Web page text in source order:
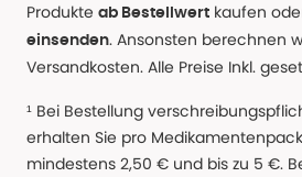
Produkte ab Bestellwert kaufen
einsenden. Ansonsten berechnen
Versandkosten. Alle Preise Inkl.
¹ Bei Bestellung
erhalten Sie pro
mindestens 2,50 € und bis zu 5 €.